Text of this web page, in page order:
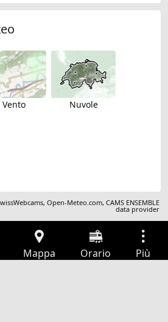
Vento Nuvole
,Open-Meteo.com,CAMS ENSEMBLE
data provider
Mappa Orario Più